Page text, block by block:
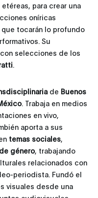
para crear una
oníricas
tocarán lo profundo
Su
selecciones de los
.
de Buenos
. Trabaja en medios
en vivo,
aporta a sus
temas sociales,
género, trabajando
relacionados con
periodista. Fundó el
visuales desde una